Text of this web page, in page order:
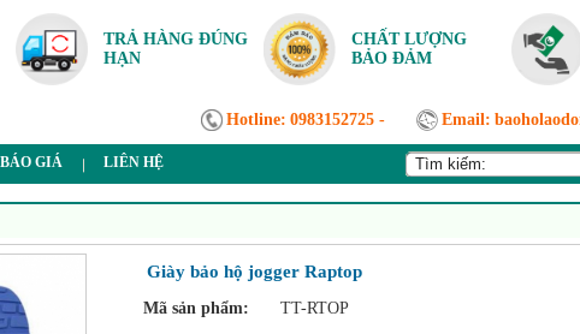
TRẢ HÀNG ĐÚNG
HẠN
CHẤT LƯỢNG
BẢO ĐẢM
Hotline: 0983152725 - Email:
BÁO GIÁ LIÊN HỆ
Giày bảo hộ jogger Raptop
Mã sản phẩm: TT-RTOP